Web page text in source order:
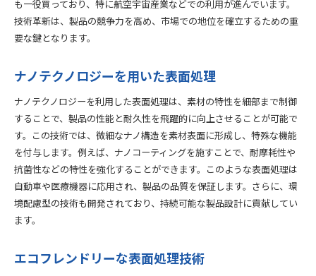
も一役買っており、特に航空宇宙産業などでの利用が進んでいます。
技術革新は、製品の競争力を高め、市場での地位を確立するための重
要な鍵となります。
ナノテクノロジーを用いた表面処理
ナノテクノロジーを利用した表面処理は、素材の特性を細部まで制御
することで、製品の性能と耐久性を飛躍的に向上させることが可能で
す。この技術では、微細なナノ構造を素材表面に形成し、特殊な機能
を付与します。例えば、ナノコーティングを施すことで、耐摩耗性や
抗菌性などの特性を強化することができます。このような表面処理は
自動車や医療機器に応用され、製品の品質を保証します。さらに、環
境配慮型の技術も開発されており、持続可能な製品設計に貢献してい
ます。
エコフレンドリーな表面処理技術